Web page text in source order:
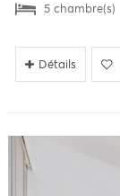
5 chambre(s)
Détails